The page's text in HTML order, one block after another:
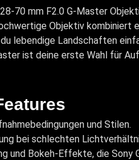
70 mm F2.0 G-Master
Objektiv
lebendige Landschaften
ist deine erste Wahl für
und Stilen.
bei schlechten
und Bokeh-Effekte, die Sony